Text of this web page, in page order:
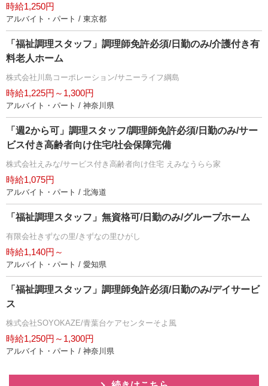
時給1,250円
アルバイト・パート / 東京都
「福祉調理スタッフ」調理師免許必須/日勤のみ/介護付き有
料老人ホーム
株式会社川島コーポレーション/サニーライフ綱島
時給1,225円～1,300円
アルバイト・パート / 神奈川県
「週2から可」調理スタッフ/調理師免許必須/日勤のみ/サー
ビス付き高齢者向け住宅/社会保障完備
株式会社えみな/サービス付き高齢者向け住宅 えみなうらら家
時給1,075円
アルバイト・パート / 北海道
「福祉調理スタッフ」無資格可/日勤のみ/グループホーム
有限会社きずなの里/きずなの里ひがし
時給1,140円～
アルバイト・パート / 愛知県
「福祉調理スタッフ」調理師免許必須/日勤のみ/デイサービ
ス
株式会社SOYOKAZE/青葉台ケアセンターそよ風
時給1,250円～1,300円
アルバイト・パート / 神奈川県